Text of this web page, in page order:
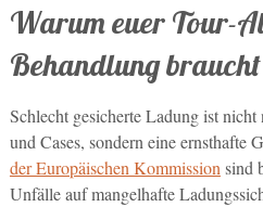
Warum euer Tour-
Behandlung braucht
Schlecht gesicherte Ladung ist
und Cases, sondern eine ernsthafte
der Europäischen Kommissionsind
Unfälle auf mangelhafte